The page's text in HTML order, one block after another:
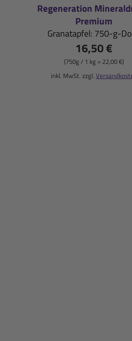
Regeneration
Premium
Granatapfel: 750-g-
16,50 €
(750g / 1 kg = 22,00 €)
inkl. MwSt. zzgl.